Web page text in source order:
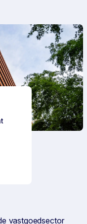
vastgoedsector